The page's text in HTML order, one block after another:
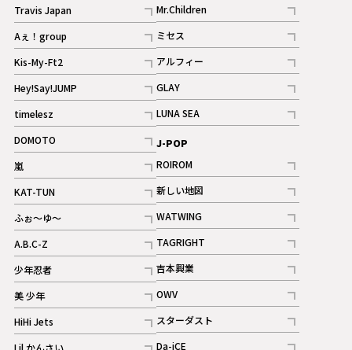
Travis Japan
記事
Aぇ！group
記事
Kis-My-Ft2
記事
ギャラリー
Hey!Say!JUMP
記事
timelesz
記事
DOMOTO
記事
嵐
記事
KAT-TUN
記事
ふぉ～ゆ～
記事
A.B.C-Z
記事
ギャラリー
少年忍者
記事
美 少年
記事
HiHi Jets
記事
Lil かんさい
Mr.Children
記事
ミセス
記事
アルフィー
記事
GLAY
記事
LUNA SEA
記事
J-POP
ROIROM
記事
新しい地図
記事
WATWING
記事
TAGRIGHT
記事
吉本興業
記事
OWV
記事
ギャラリー
スターダスト
記事
Da-iCE